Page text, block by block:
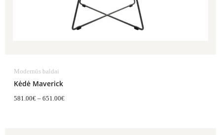
Modernūs baldai
Kėdė Maverick
581.00€ – 651.00€